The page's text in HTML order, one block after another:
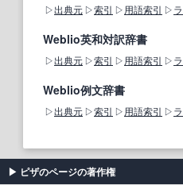
出典元 索引 用語索引
Weblio英和対訳辞書
出典元 索引 用語索引
Weblio例文辞書
出典元 索引 用語索引
ピザのページの著作権